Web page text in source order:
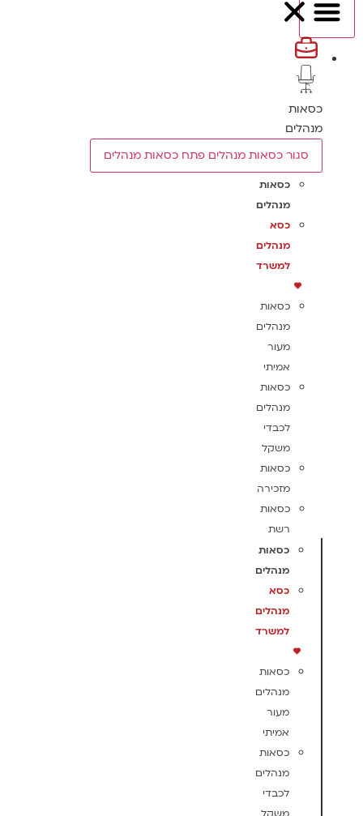
כסאות
מנהלים
סגור כסאות מנהלים פתח כסאות מנהלים
כסאות
מנהלים
כסא
מנהלים
למשרד
כסאות
מנהלים
מעור
אמיתי
כסאות
מנהלים
לכבדי
משקל
כסאות
מזכירה
כסאות
רשת
כסאות
מנהלים
כסא
מנהלים
למשרד
כסאות
מנהלים
מעור
אמיתי
כסאות
מנהלים
לכבדי